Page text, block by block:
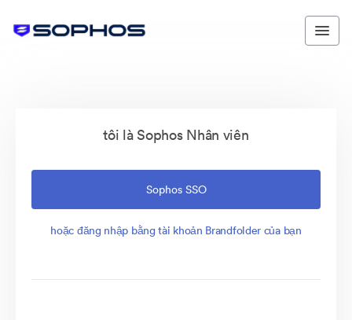
tôi là Sophos Nhân viên
Sophos SSO
hoặc đăng nhập bằng tài khoản Brandfolder của bạn